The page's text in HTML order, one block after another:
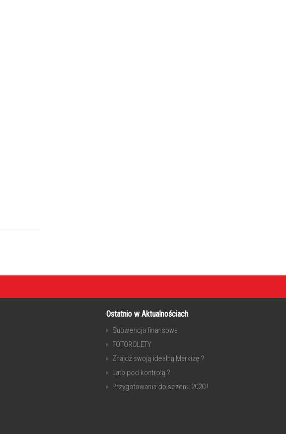
Ostatnio w Aktualnościach
Subwencja finansowa
FOTOROLETY
Znajdź swoją idealną Markizę ?
Lato pod kontrolą ?
Przygotowania do sezonu 2020 !